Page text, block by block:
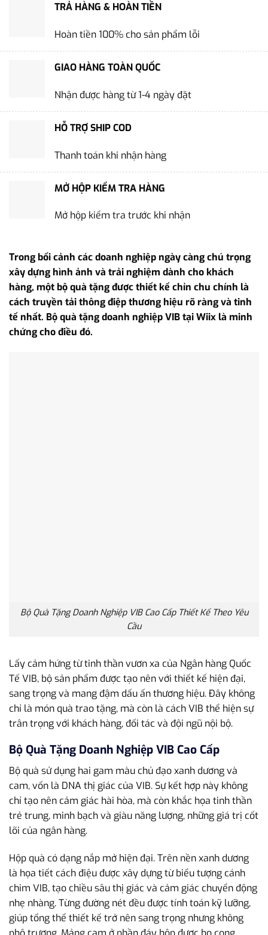
TRẢ HÀNG & HOÀN TIỀN
Hoàn tiền 100% cho sản phẩm lỗi
GIAO HÀNG TOÀN QUỐC
Nhận được hàng từ 1-4 ngày đặt
HỖ TRỢ SHIP COD
Thanh toán khi nhận hàng
MỞ HỘP KIỂM TRA HÀNG
Mở hộp kiểm tra trước khi nhận
Trong bối cảnh các doanh nghiệp ngày càng chú trọng
xây dựng hình ảnh và trải nghiệm dành cho khách
hàng, một bộ quà tặng được thiết kế chỉn chu chính là
cách truyền tải thông điệp thương hiệu rõ ràng và tinh
tế nhất. Bộ quà tặng doanh nghiệp VIB tại Wiix là minh
chứng cho điều đó.
Bộ Quà Tặng Doanh Nghiệp VIB Cao Cấp Thiết Kế Theo Yêu
Cầu
Lấy cảm hứng từ tinh thần vươn xa của Ngân hàng Quốc
Tế VIB, bộ sản phẩm được tạo nên với thiết kế hiện đại,
sang trọng và mang đậm dấu ấn thương hiệu. Đây không
chỉ là món quà trao tặng, mà còn là cách VIB thể hiện sự
trân trọng với khách hàng, đối tác và đội ngũ nội bộ.
Bộ Quà Tặng Doanh Nghiệp VIB Cao Cấp
Bộ quà sử dụng hai gam màu chủ đạo xanh dương và
cam, vốn là DNA thị giác của VIB. Sự kết hợp này không
chỉ tạo nên cảm giác hài hòa, mà còn khắc họa tinh thần
trẻ trung, minh bạch và giàu năng lượng, những giá trị cốt
lõi của ngân hàng.
Hộp quà có dạng nắp mở hiện đại. Trên nền xanh dương
là họa tiết cách điệu được xây dựng từ biểu tượng cánh
chim VIB, tạo chiều sâu thị giác và cảm giác chuyển động
nhẹ nhàng. Từng đường nét đều được tính toán kỹ lưỡng,
giúp tổng thể thiết kế trở nên sang trọng nhưng không